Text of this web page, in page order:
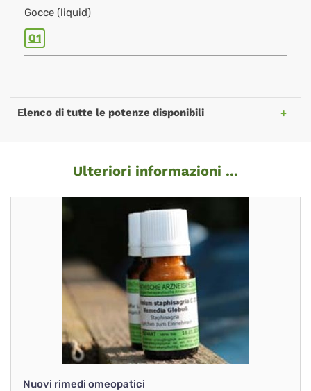
Gocce (liquid)
Q1
Elenco di tutte le potenze disponibili
Ulteriori informazioni ...
Nuovi rimedi omeopatici